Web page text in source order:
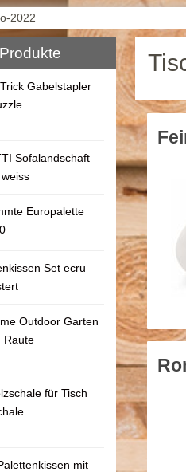
2022
Gabelstapler
Sofalandschaft
Europalette
Set ecru
Outdoor Garten
Raute
für Tisch
mit